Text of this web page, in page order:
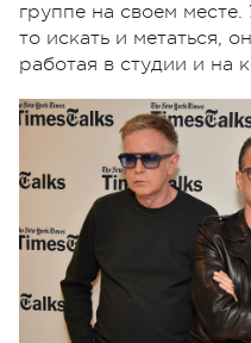
группе на своем
то искать и метаться,
работая в студии и на